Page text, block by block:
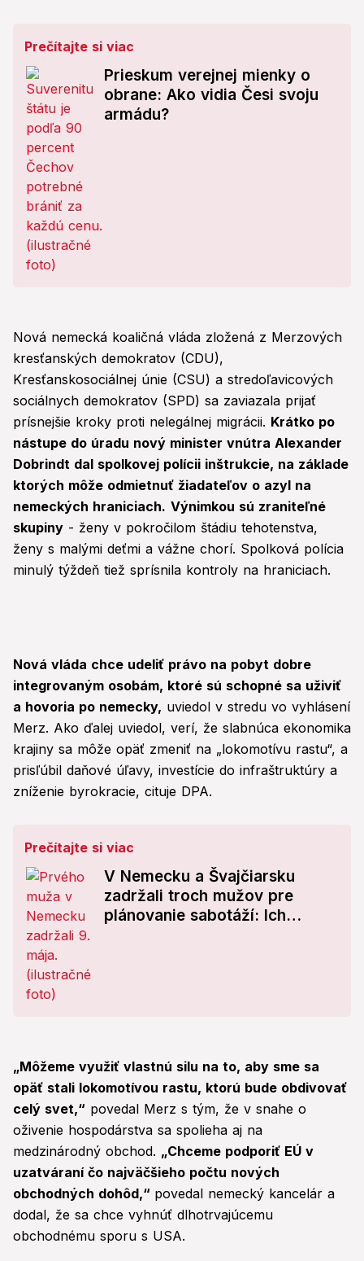
Prečítajte si viac
Prieskum verejnej mienky o
obrane: Ako vidia Česi svoju
armádu?
Nová nemecká koaličná vláda zložená z Merzových
kresťanských demokratov (CDU),
Kresťanskosociálnej únie (CSU) a stredoľavicových
sociálnych demokratov (SPD) sa zaviazala prijať
prísnejšie kroky proti nelegálnej migrácii. Krátko po
nástupe do úradu nový minister vnútra Alexander
Dobrindt dal spolkovej polícii inštrukcie, na základe
ktorých môže odmietnuť žiadateľov o azyl na
nemeckých hraniciach. Výnimkou sú zraniteľné
skupiny - ženy v pokročilom štádiu tehotenstva,
ženy s malými deťmi a vážne chorí. Spolková polícia
minulý týždeň tiež sprísnila kontroly na hraniciach.
Nová vláda chce udeliť právo na pobyt dobre
integrovaným osobám, ktoré sú schopné sa uživiť
a hovoria po nemecky, uviedol v stredu vo vyhlásení
Merz. Ako ďalej uviedol, verí, že slabnúca ekonomika
krajiny sa môže opäť zmeniť na „lokomotívu rastu“, a
prisľúbil daňové úľavy, investície do infraštruktúry a
zníženie byrokracie, cituje DPA.
Prečítajte si viac
V Nemecku a Švajčiarsku
zadržali troch mužov pre
plánovanie sabotáží: Ich
„Môžeme využiť vlastnú silu na to, aby sme sa
opäť stali lokomotívou rastu, ktorú bude obdivovať
celý svet,“ povedal Merz s tým, že v snahe o
oživenie hospodárstva sa spolieha aj na
medzinárodný obchod. „Chceme podporiť EÚ v
uzatváraní čo najväčšieho počtu nových
obchodných dohôd,“ povedal nemecký kancelár a
dodal, že sa chce vyhnúť dlhotrvajúcemu
obchodnému sporu s USA.